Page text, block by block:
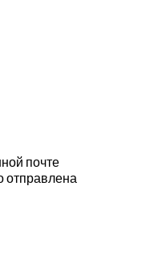
почте
отправлена